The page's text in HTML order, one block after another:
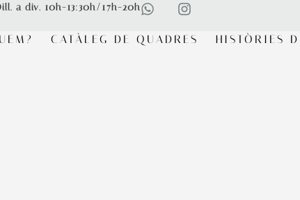
a div. 10h-13:30h/17h-20h
CATÀLEG DE QUADRES HISTÒRIES